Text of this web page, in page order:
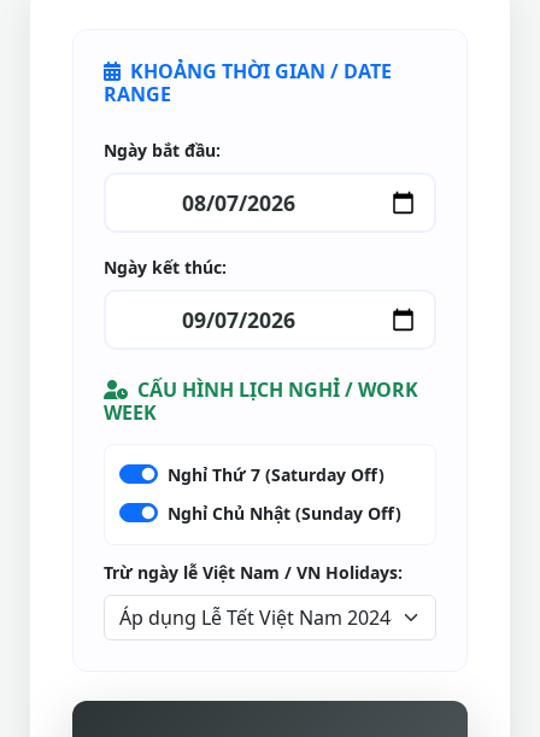
KHOẢNG THỜI GIAN / DATE
RANGE
Ngày bắt đầu:
Ngày kết thúc:
CẤU HÌNH LỊCH NGHỈ / WORK
WEEK
Nghỉ Thứ 7 (Saturday Off)
Nghỉ Chủ Nhật (Sunday Off)
Trừ ngày lễ Việt Nam / VN Holidays: